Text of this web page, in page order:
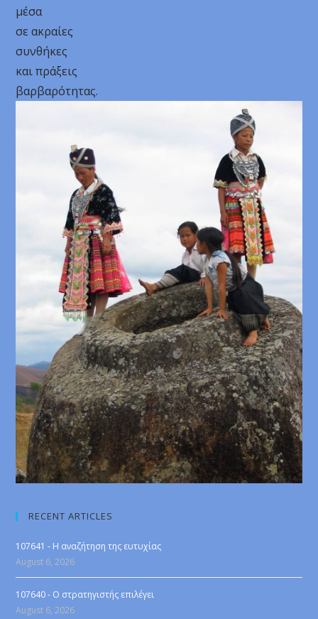
μέσα
σε ακραίες
συνθήκες
και πράξεις
βαρβαρότητας.
RECENT ARTICLES
107641 - Η αναζήτηση της ευτυχίας
August 6, 2026
107640 - Ο στρατηγιστής επιλέγει
August 6, 2026